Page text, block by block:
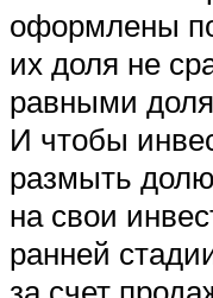
оформлены
их доля не
равными
И чтобы
размыть
на свои
ранней